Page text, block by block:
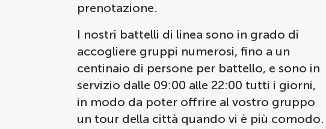
prenotazione.
I nostri battelli di linea sono in grado di
accogliere gruppi numerosi, fino a un
centinaio di persone per battello, e sono in
servizio dalle 09:00 alle 22:00 tutti i giorni,
in modo da poter offrire al vostro gruppo
un tour della città quando vi è più comodo.